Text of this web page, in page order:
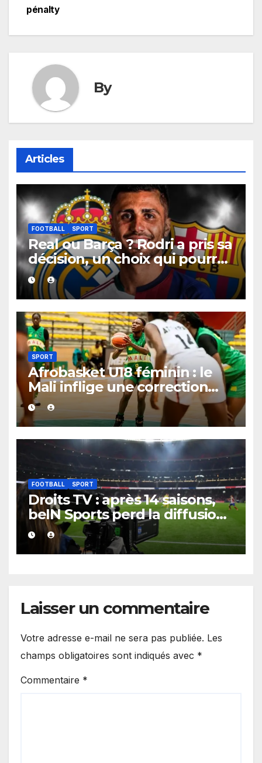
pénalty
By
Articles
FOOTBALL SPORT
Real ou Barça ? Rodri a pris sa
décision, un choix qui pourrait
faire grand bruit sur le
marché des transferts.
SPORT
Afrobasket U18 féminin : le
Mali inflige une correction
historique au Bénin avec plus
de 100 points d’écart
FOOTBALL SPORT
Droits TV : après 14 saisons,
beIN Sports perd la diffusion
de la Liga
Laisser un commentaire
Votre adresse e-mail ne sera pas publiée. Les
champs obligatoires sont indiqués avec *
Commentaire *